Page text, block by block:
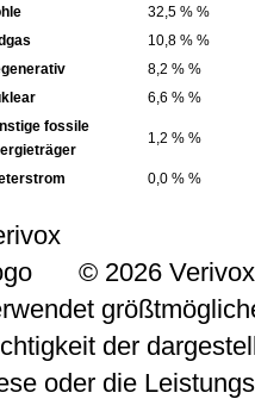
32,5 % %
10,8 % %
8,2 % %
6,6 % %
fossile
1,2 % %
0,0 % %
© 2026
der
oder die